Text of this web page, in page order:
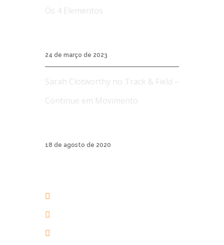
Os 4 Elementos
24 de março de 2023
Sarah Clotworthy no Track & Field –
Continue em Movimento
18 de agosto de 2020